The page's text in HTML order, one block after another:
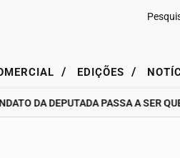
/ EDIÇÕES /
DEPUTADA PASSA A SER